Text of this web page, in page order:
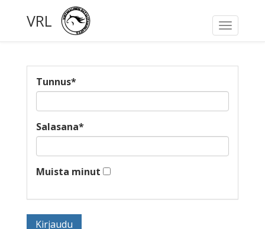
Toggle
VRL
Tunnus*
Salasana*
Muista minut